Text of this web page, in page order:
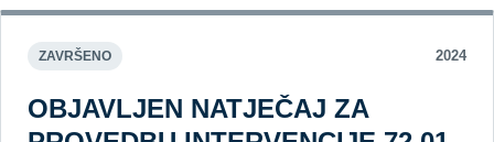
ZAVRŠENO 2024
OBJAVLJEN NATJEČAJ ZA